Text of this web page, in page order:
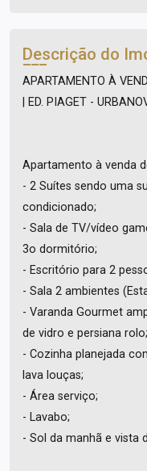
Descrição do
APARTAMENTO À
| ED. PIAGET -
Apartamento à venda
- 2 Suítes sendo uma
condicionado;
- Sala de TV/vídeo
3o dormitório;
- Escritório para 2
- Sala 2 ambientes
- Varanda Gourmet
de vidro e persiana rolo;
- Cozinha planejada
lava louças;
- Área serviço;
- Lavabo;
- Sol da manhã e vista